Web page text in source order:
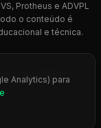
Protheus e ADVPL
o conteúdo é
e técnica.
Analytics) para